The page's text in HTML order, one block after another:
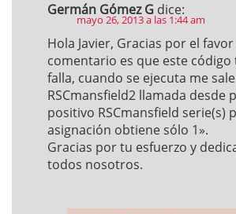
Germán Gómez G dice:
mayo 26, 2013 a las 1:44 am
Hola Javier, Gracias por el
comentario es que este
falla, cuando se ejecuta me
RSCmansfield2 llamada desde
positivo RSCmansfield serie(s)
asignación obtiene sólo 1».
Gracias por tu esfuerzo y
todos nosotros.